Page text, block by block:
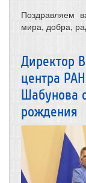
Поздравляем
мира, добра,
Директор
центра
Шабунова
рождения